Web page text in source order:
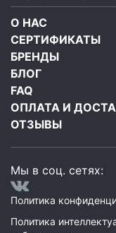
О НАС
СЕРТИФИКАТЫ
БРЕНДЫ
БЛОГ
FAQ
ОПЛАТА И
ОТЗЫВЫ
Мы в соц. сетях:
Политика
Политика